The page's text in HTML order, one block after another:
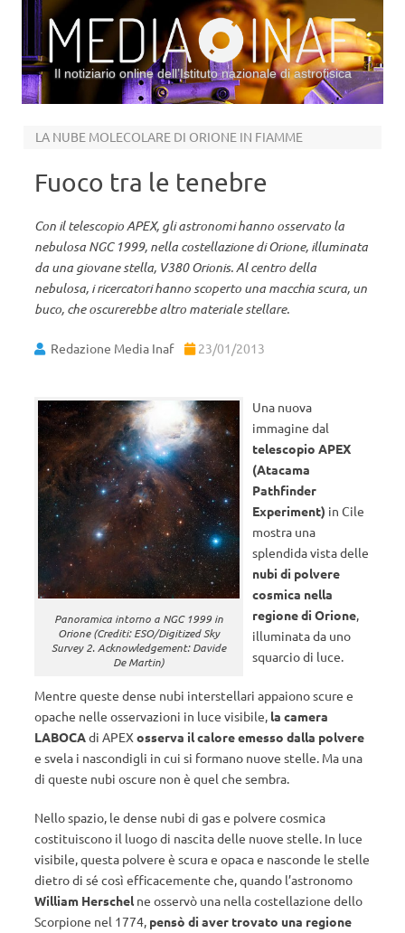
Il notiziario online dell’Istituto nazionale di astrofisica
LA NUBE MOLECOLARE DI ORIONE IN FIAMME
Fuoco tra le tenebre
Con il telescopio APEX, gli astronomi hanno osservato la
nebulosa NGC 1999, nella costellazione di Orione, illuminata
da una giovane stella, V380 Orionis. Al centro della
nebulosa, i ricercatori hanno scoperto una macchia scura, un
buco, che oscurerebbe altro materiale stellare.
Redazione Media Inaf 23/01/2013
Panoramica intorno a NGC 1999 in
Orione (Crediti: ESO/Digitized Sky
Survey 2. Acknowledgement: Davide
De Martin)
Una nuova
immagine dal
telescopio APEX
(Atacama
Pathfinder
Experiment) in Cile
mostra una
splendida vista delle
nubi di polvere
cosmica nella
regione di Orione,
illuminata da uno
squarcio di luce.
Mentre queste dense nubi interstellari appaiono scure e
opache nelle osservazioni in luce visibile, la camera
LABOCAdi APEX osserva il calore emesso dalla polvere
e svela i nascondigli in cui si formano nuove stelle. Ma una
di queste nubi oscure non è quel che sembra.
Nello spazio, le dense nubi di gas e polvere cosmica
costituiscono il luogo di nascita delle nuove stelle. In luce
visibile, questa polvere è scura e opaca e nasconde le stelle
dietro di sé così efficacemente che, quando l’astronomo
William Herschelne osservò una nella costellazione dello
Scorpione nel 1774, pensò di aver trovato una regione